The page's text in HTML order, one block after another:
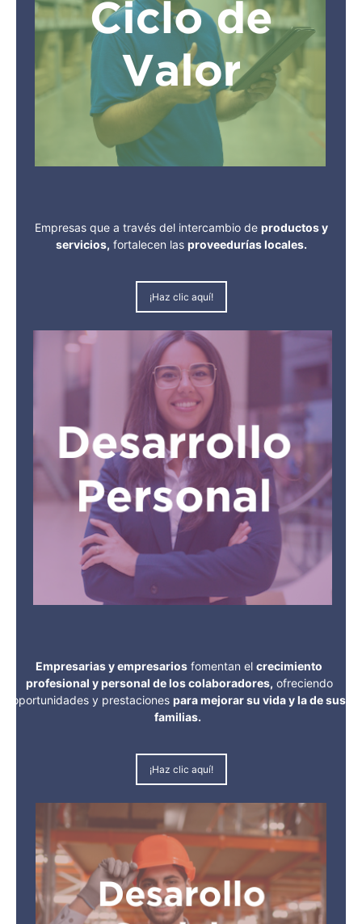
Empresas que a través del intercambio de productos y
servicios, fortalecen las proveedurías locales.
¡Haz clic aquí!
Empresarias y empresarios fomentan el crecimiento
profesional y personal de los colaboradores, ofreciendo
oportunidades y prestaciones para mejorar su vida y la de sus
familias.
¡Haz clic aquí!